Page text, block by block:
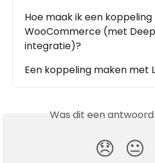
Hoe maak ik een
WooCommerce (met
integratie)?
Een koppeling maken met
Was dit een
😞 😐